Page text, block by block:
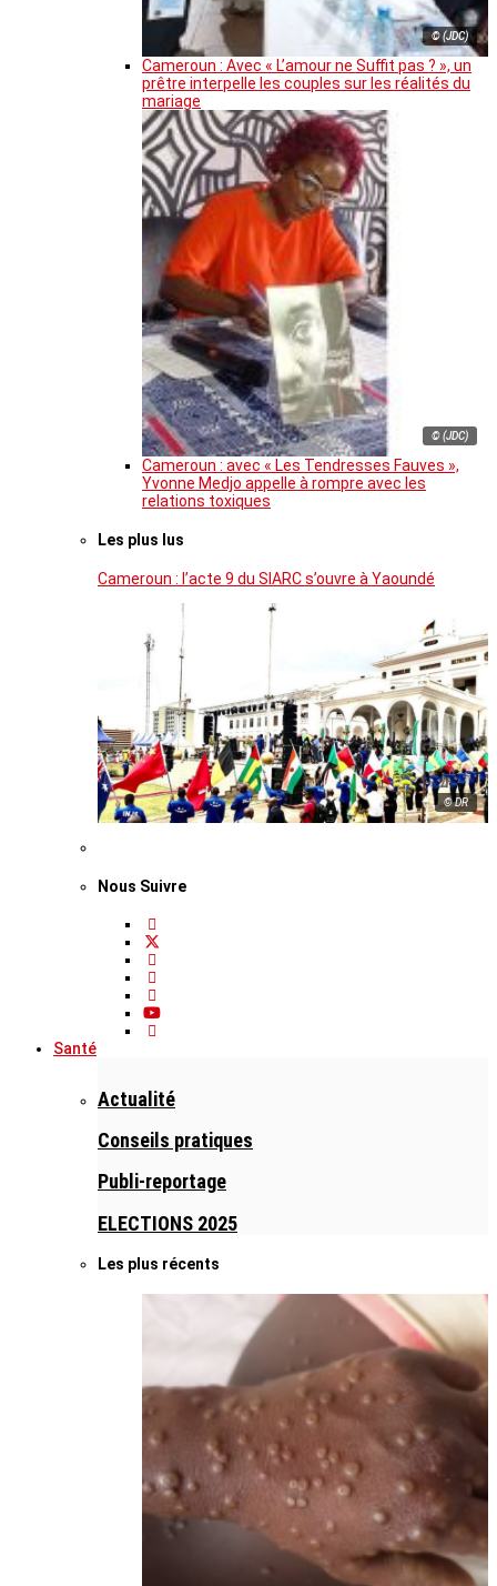
© (JDC)
Cameroun : Avec « L’amour ne Suffit pas ? », un
prêtre interpelle les couples sur les réalités du
mariage
© (JDC)
Cameroun : avec « Les Tendresses Fauves »,
Yvonne Medjo appelle à rompre avec les
relations toxiques
Les plus lus
Cameroun : l’acte 9 du SIARC s’ouvre à Yaoundé
© DR
Nous Suivre
Santé
Actualité
Conseils pratiques
Publi-reportage
ELECTIONS 2025
Les plus récents